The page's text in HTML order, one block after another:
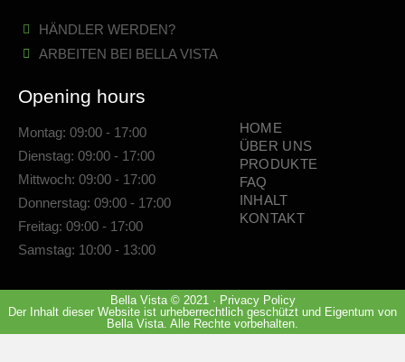
HÄNDLER WERDEN?
ARBEITEN BEI BELLA VISTA
Opening hours
Montag: 09:00 - 17:00
Dienstag: 09:00 - 17:00
Mittwoch: 09:00 - 17:00
Donnerstag: 09:00 - 17:00
Freitag: 09:00 - 17:00
Samstag: 10:00 - 13:00
HOME
ÜBER UNS
PRODUKTE
FAQ
INHALT
KONTAKT
Bella Vista © 2021 · Privacy Policy
Der Inhalt dieser Website ist urheberrechtlich geschützt und Eigentum von
Bella Vista. Alle Rechte vorbehalten.